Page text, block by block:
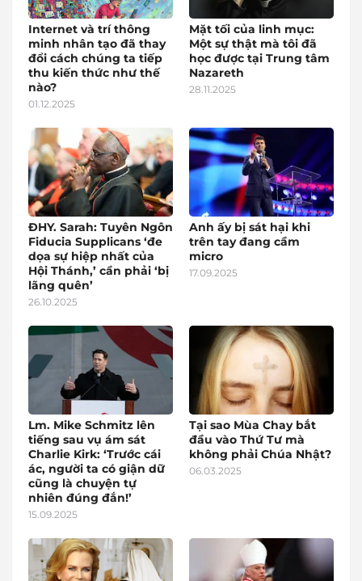
Internet và trí thông
minh nhân tạo đã thay
đổi cách chúng ta tiếp
thu kiến thức như thế
nào?
01.12.2025
Mặt tối của linh mục:
Một sự thật mà tôi đã
học được tại Trung tâm
Nazareth
28.11.2025
ĐHY. Sarah: Tuyên Ngôn
Fiducia Supplicans ‘đe
dọa sự hiệp nhất của
Hội Thánh,’ cần phải ‘bị
lãng quên’
26.10.2025
Anh ấy bị sát hại khi
trên tay đang cầm
micro
17.09.2025
Lm. Mike Schmitz lên
tiếng sau vụ ám sát
Charlie Kirk: ‘Trước cái
ác, người ta có giận dữ
cũng là chuyện tự
nhiên đúng đắn!’
15.09.2025
Tại sao Mùa Chay bắt
đầu vào Thứ Tư mà
không phải Chúa Nhật?
06.03.2025